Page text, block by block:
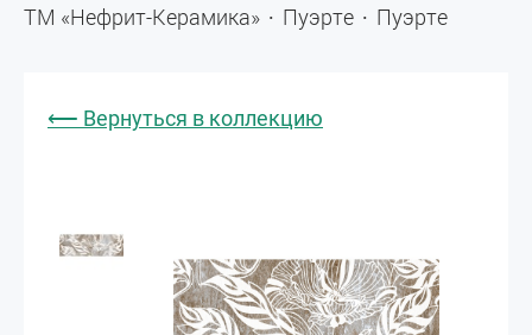
ТМ «Нефрит-Керамика»
Пуэрте Пуэрте
⟵ Вернуться в коллекцию